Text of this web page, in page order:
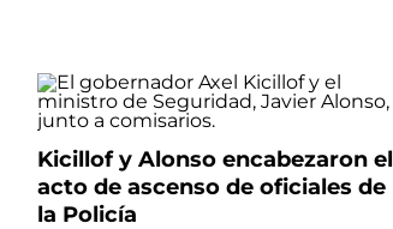
Kicillof y Alonso encabezaron el
acto de ascenso de oficiales de
la Policía